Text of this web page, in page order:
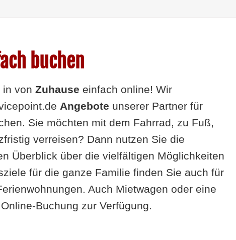
buchen
in von Zuhause einfach online! Wir
Angebote unserer Partner für
Sie möchten mit dem Fahrrad, zu Fuß,
verreisen? Dann nutzen Sie die
Überblick über die vielfältigen Möglichkeiten
für die ganze Familie finden Sie auch für
Auch Mietwagen oder eine
Buchung zur Verfügung.